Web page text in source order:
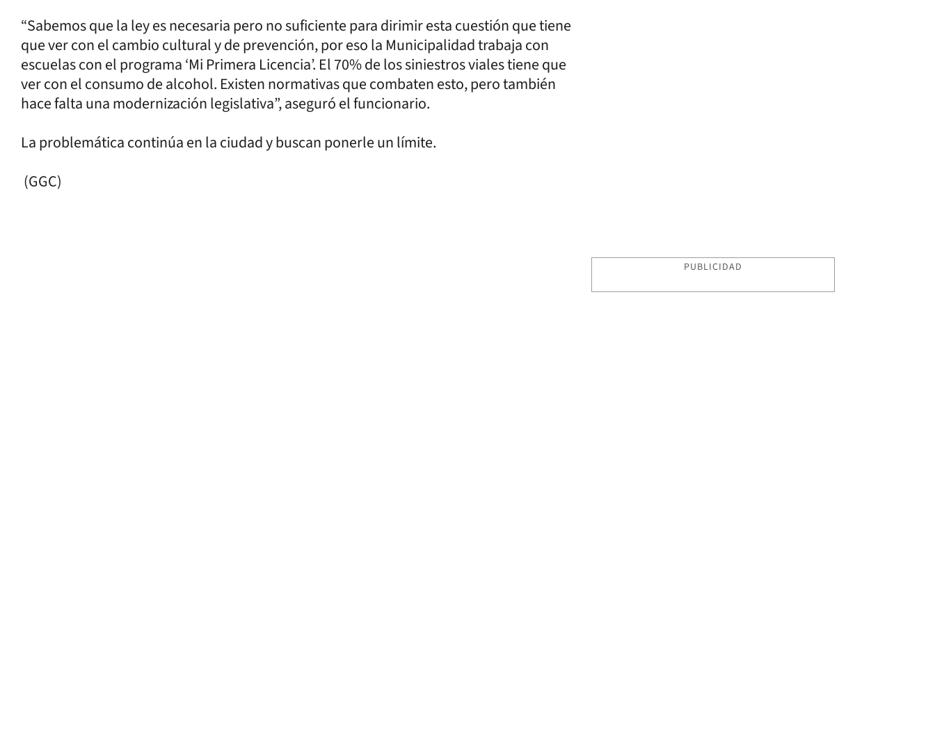
“Sabemos que la ley es necesaria pero no suficiente para dirimir esta cuestión que tiene
que ver con el cambio cultural y de prevención, por eso la Municipalidad trabaja con
escuelas con el programa ‘Mi Primera Licencia’. El 70% de los siniestros viales tiene que
ver con el consumo de alcohol. Existen normativas que combaten esto, pero también
hace falta una modernización legislativa”, aseguró el funcionario.
La problemática continúa en la ciudad y buscan ponerle un límite.
(GGC)
PUBLICIDAD